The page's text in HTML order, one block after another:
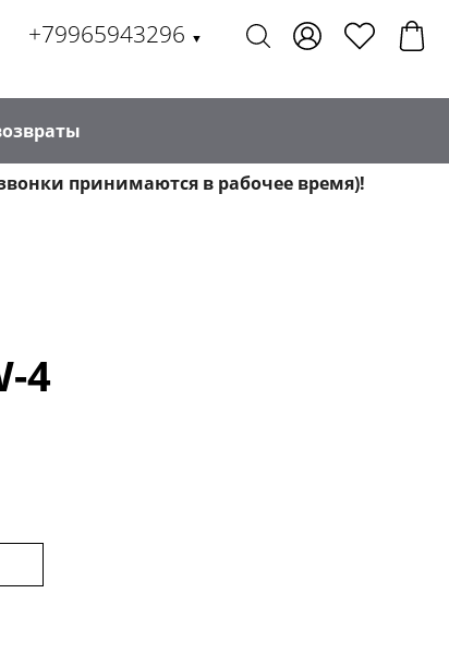
+79965943296 ▼
принимаются в рабочее время)!
4